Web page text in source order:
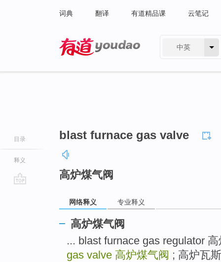
词典 翻译 有道精品课 云笔记
中英
目录
释义
blast furnace gas valve
高炉煤气阀
网络释义 专业释义
高炉煤气阀
... blast furnace gas regulator
gas valve 高炉煤气阀 ; 高炉瓦